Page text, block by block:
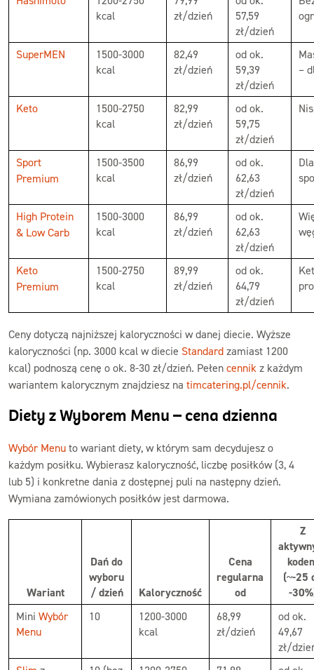
kcal
zł/dzień
57,59
zł/dzień
SuperMEN
1500-3000
kcal
82,49
zł/dzień
od ok.
59,39
zł/dzień
–
Keto
1500-2750
kcal
82,99
zł/dzień
od ok.
59,75
zł/dzień
Sport
Premium
1500-3500
kcal
86,99
zł/dzień
od ok.
62,63
zł/dzień
High Protein
& Low Carb
1500-3000
kcal
86,99
zł/dzień
od ok.
62,63
zł/dzień
Keto
Premium
1500-2750
kcal
89,99
zł/dzień
od ok.
64,79
zł/dzień
Ceny dotyczą najniższej kaloryczności w danej diecie. Wyższe
kaloryczności (np. 3000 kcal w diecie Standard zamiast 1200
kcal) podnoszą cenę o ok. 8-30 zł/dzień. Pełen cennik z każdym
wariantem kalorycznym znajdziesz na timcatering.pl/cennik.
Diety z Wyborem Menu – cena dzienna
Wybór Menu to wariant diety, w którym sam decydujesz o
każdym posiłku. Wybierasz kaloryczność, liczbę posiłków (3, 4
lub 5) i konkretne dania z dostępnej puli na następny dzień.
Wymiana zamówionych posiłków jest darmowa.
Wariant
Dań do
wyboru
/ dzień
Kaloryczność
Cena
regularna
od
Z
(~-25
-
Mini Wybór
Menu
10
1200-3000
kcal
68,99
zł/dzień
od ok.
49,67
zł/